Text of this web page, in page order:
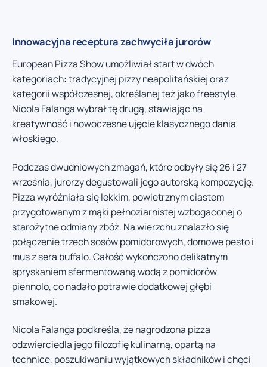
Innowacyjna receptura zachwyciła jurorów
European Pizza Show umożliwiał start w dwóch
kategoriach: tradycyjnej pizzy neapolitańskiej oraz
kategorii współczesnej, określanej też jako freestyle.
Nicola Falanga wybrał tę drugą, stawiając na
kreatywność i nowoczesne ujęcie klasycznego dania
włoskiego.
Podczas dwudniowych zmagań, które odbyły się 26 i 27
września, jurorzy degustowali jego autorską kompozycję.
Pizza wyróżniała się lekkim, powietrznym ciastem
przygotowanym z mąki pełnoziarnistej wzbogaconej o
starożytne odmiany zbóż. Na wierzchu znalazło się
połączenie trzech sosów pomidorowych, domowe pesto i
mus z sera buffalo. Całość wykończono delikatnym
spryskaniem sfermentowaną wodą z pomidorów
piennolo, co nadało potrawie dodatkowej głębi
smakowej.
Nicola Falanga podkreśla, że nagrodzona pizza
odzwierciedla jego filozofię kulinarną, opartą na
technice, poszukiwaniu wyjątkowych składników i chęci